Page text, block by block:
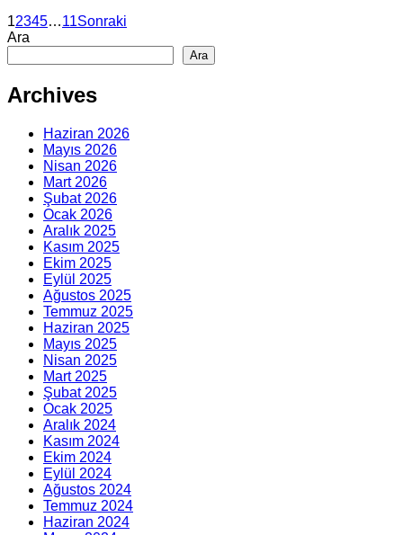
12345…11Sonraki
Ara
Ara
Archives
Haziran 2026
Mayıs 2026
Nisan 2026
Mart 2026
Şubat 2026
Ocak 2026
Aralık 2025
Kasım 2025
Ekim 2025
Eylül 2025
Ağustos 2025
Temmuz 2025
Haziran 2025
Mayıs 2025
Nisan 2025
Mart 2025
Şubat 2025
Ocak 2025
Aralık 2024
Kasım 2024
Ekim 2024
Eylül 2024
Ağustos 2024
Temmuz 2024
Haziran 2024